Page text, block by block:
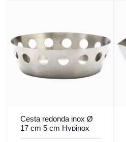
Cesta redonda inox Ø
17 cm 5 cm Hypinox
Pro.mundi